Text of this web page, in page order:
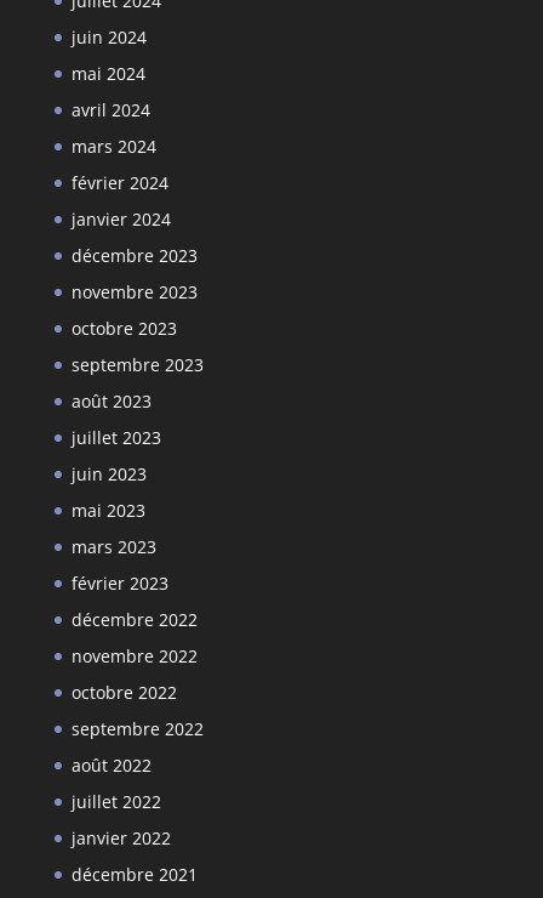
juin 2024
mai 2024
avril 2024
mars 2024
février 2024
janvier 2024
décembre 2023
novembre 2023
octobre 2023
septembre 2023
août 2023
juillet 2023
juin 2023
mai 2023
mars 2023
février 2023
décembre 2022
novembre 2022
octobre 2022
septembre 2022
août 2022
juillet 2022
janvier 2022
décembre 2021